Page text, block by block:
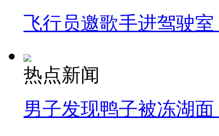
飞行员邀歌手进驾驶
热点新闻
男子发现鸭子被冻湖